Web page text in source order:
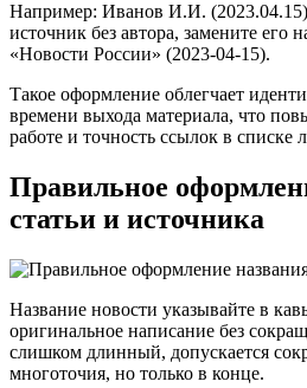
Например: Иванов И.И.
источник без автора, замените его
«Новости России» (2023-04-15).
Такое оформление облегчает
времени выхода материала, что
работе и точность ссылок в списке
Правильное
статьи и источника
Название новости указывайте в
оригинальное написание без
слишком длинный, допускается
многоточия, но только в конце.